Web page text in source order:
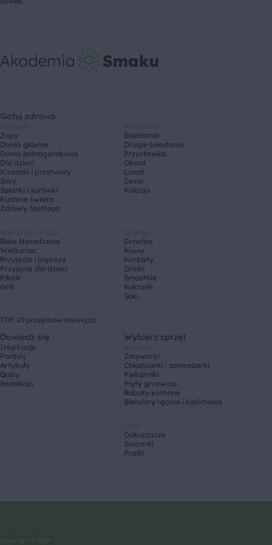
Gotuj zdrowo
Zupy
Dania główne
Dania jednogarnkowe
Dla dzieci
Kiszonki i przetwory
Sosy
Sałatki i surówki
Kuchnie świata
Zdrowy fastfood
Śniadanie
Drugie śniadanie
Przystawka
Obiad
Lunch
Deser
Kolacja
Boże Narodzenie
Wielkanoc
Przyjęcia i imprezy
Przyjęcia dla dzieci
Piknik
Grill
Grzańce
Kawy
Herbaty
Drinki
Smoothie
Koktajle
Soki
TOP 10 przepisów miesiąca
Dowiedz się
Inspiracje
Porady
Artykuły
Quizy
Redakcja
Wybierz sprzęt
Zmywarki
Chłodziarki i zamrażarki
Piekarniki
Płyty grzewcze
Roboty kuchnne
Blendery ręczne i kielichowe
Odkurzacze
Suszarki
Pralki
Copyright © 2026